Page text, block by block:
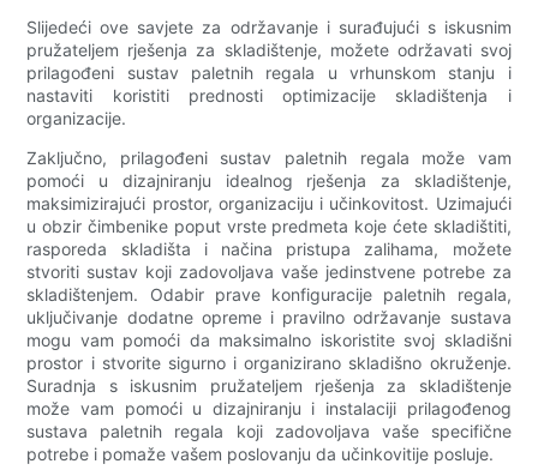
Slijedeći ove savjete za održavanje i surađujući s iskusnim
pružateljem rješenja za skladištenje, možete održavati svoj
prilagođeni sustav paletnih regala u vrhunskom stanju i
nastaviti koristiti prednosti optimizacije skladištenja i
organizacije.
Zaključno, prilagođeni sustav paletnih regala može vam
pomoći u dizajniranju idealnog rješenja za skladištenje,
maksimizirajući prostor, organizaciju i učinkovitost. Uzimajući
u obzir čimbenike poput vrste predmeta koje ćete skladištiti,
rasporeda skladišta i načina pristupa zalihama, možete
stvoriti sustav koji zadovoljava vaše jedinstvene potrebe za
skladištenjem. Odabir prave konfiguracije paletnih regala,
uključivanje dodatne opreme i pravilno održavanje sustava
mogu vam pomoći da maksimalno iskoristite svoj skladišni
prostor i stvorite sigurno i organizirano skladišno okruženje.
Suradnja s iskusnim pružateljem rješenja za skladištenje
može vam pomoći u dizajniranju i instalaciji prilagođenog
sustava paletnih regala koji zadovoljava vaše specifične
potrebe i pomaže vašem poslovanju da učinkovitije posluje.